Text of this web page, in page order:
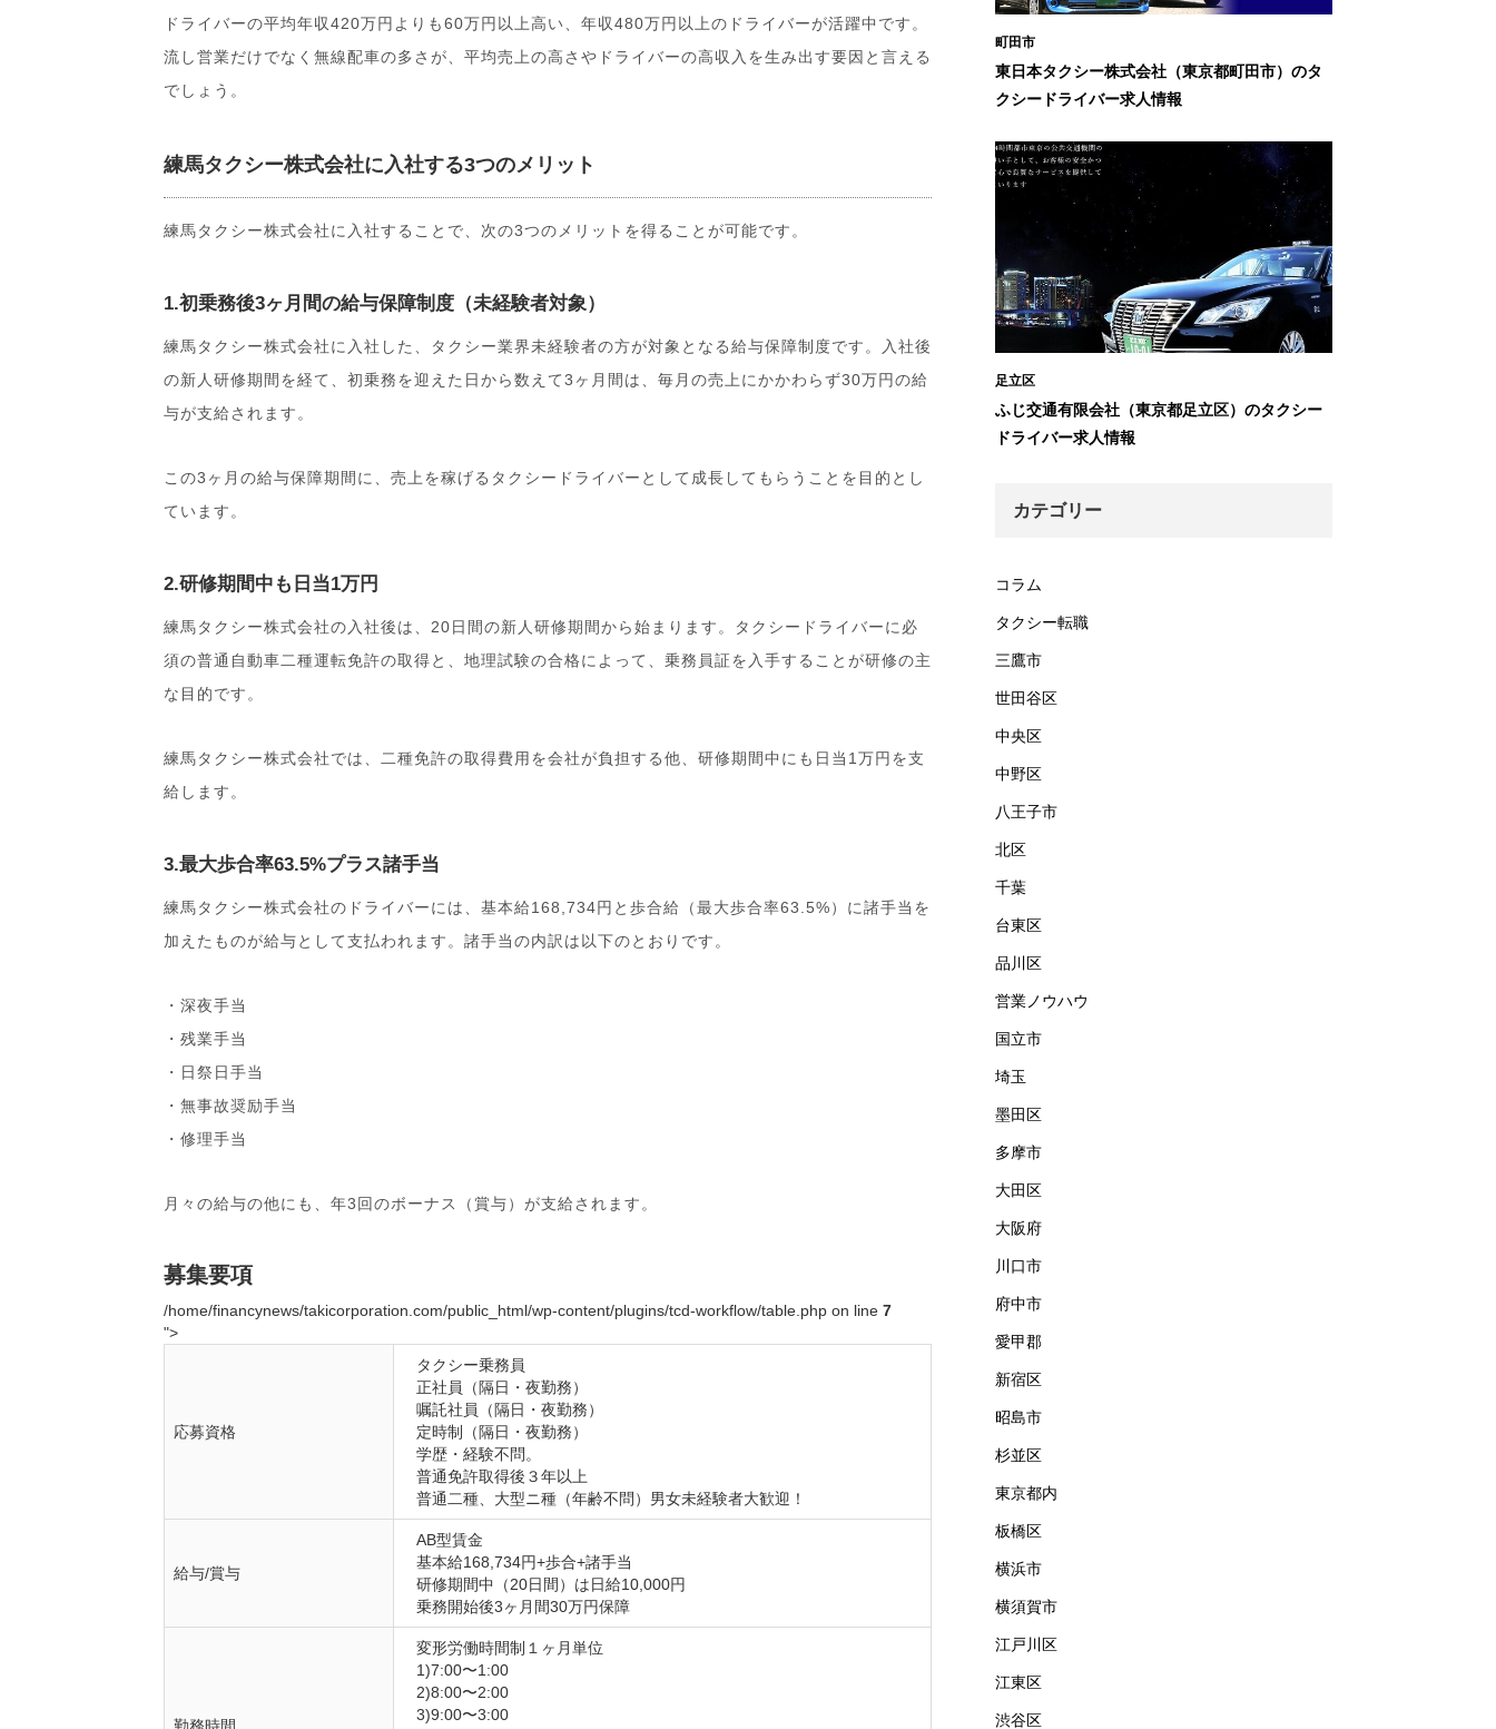
ドライバーの平均年収420万円よりも60万円以上高い、年収480万円以上のドライバーが活躍中です。
流し営業だけでなく無線配車の多さが、平均売上の高さやドライバーの高収入を生み出す要因と言える
でしょう。
練馬タクシー株式会社に入社する3つのメリット
練馬タクシー株式会社に入社することで、次の3つのメリットを得ることが可能です。
1.初乗務後3ヶ月間の給与保障制度（未経験者対象）
練馬タクシー株式会社に入社した、タクシー業界未経験者の方が対象となる給与保障制度です。入社後
の新人研修期間を経て、初乗務を迎えた日から数えて3ヶ月間は、毎月の売上にかかわらず30万円の給
与が支給されます。
この3ヶ月の給与保障期間に、売上を稼げるタクシードライバーとして成長してもらうことを目的とし
ています。
2.研修期間中も日当1万円
練馬タクシー株式会社の入社後は、20日間の新人研修期間から始まります。タクシードライバーに必
須の普通自動車二種運転免許の取得と、地理試験の合格によって、乗務員証を入手することが研修の主
な目的です。
練馬タクシー株式会社では、二種免許の取得費用を会社が負担する他、研修期間中にも日当1万円を支
給します。
3.最大歩合率63.5%プラス諸手当
練馬タクシー株式会社のドライバーには、基本給168,734円と歩合給（最大歩合率63.5%）に諸手当を
加えたものが給与として支払われます。諸手当の内訳は以下のとおりです。
・深夜手当
・残業手当
・日祭日手当
・無事故奨励手当
・修理手当
月々の給与の他にも、年3回のボーナス（賞与）が支給されます。
募集要項
/home/financynews/takicorporation.com/public_html/wp-content/plugins/tcd-workflow/table.php on line 7
">
応募資格
タクシー乗務員
正社員（隔日・夜勤務）
嘱託社員（隔日・夜勤務）
定時制（隔日・夜勤務）
学歴・経験不問。
普通免許取得後３年以上
普通二種、大型ニ種（年齢不問）男女未経験者大歓迎！
給与/賞与
AB型賃金
基本給168,734円+歩合+諸手当
研修期間中（20日間）は日給10,000円
乗務開始後3ヶ月間30万円保障
変形労働時間制１ヶ月単位
1)7:00〜1:00
2)8:00〜2:00
3)9:00〜3:00
町田市
東日本タクシー株式会社（東京都町田市）のタ
クシードライバー求人情報
足立区
ふじ交通有限会社（東京都足立区）のタクシー
ドライバー求人情報
カテゴリー
コラム
タクシー転職
三鷹市
世田谷区
中央区
中野区
八王子市
北区
千葉
台東区
品川区
営業ノウハウ
国立市
埼玉
墨田区
多摩市
大田区
大阪府
川口市
府中市
愛甲郡
新宿区
昭島市
杉並区
東京都内
板橋区
横浜市
横須賀市
江戸川区
江東区
渋谷区